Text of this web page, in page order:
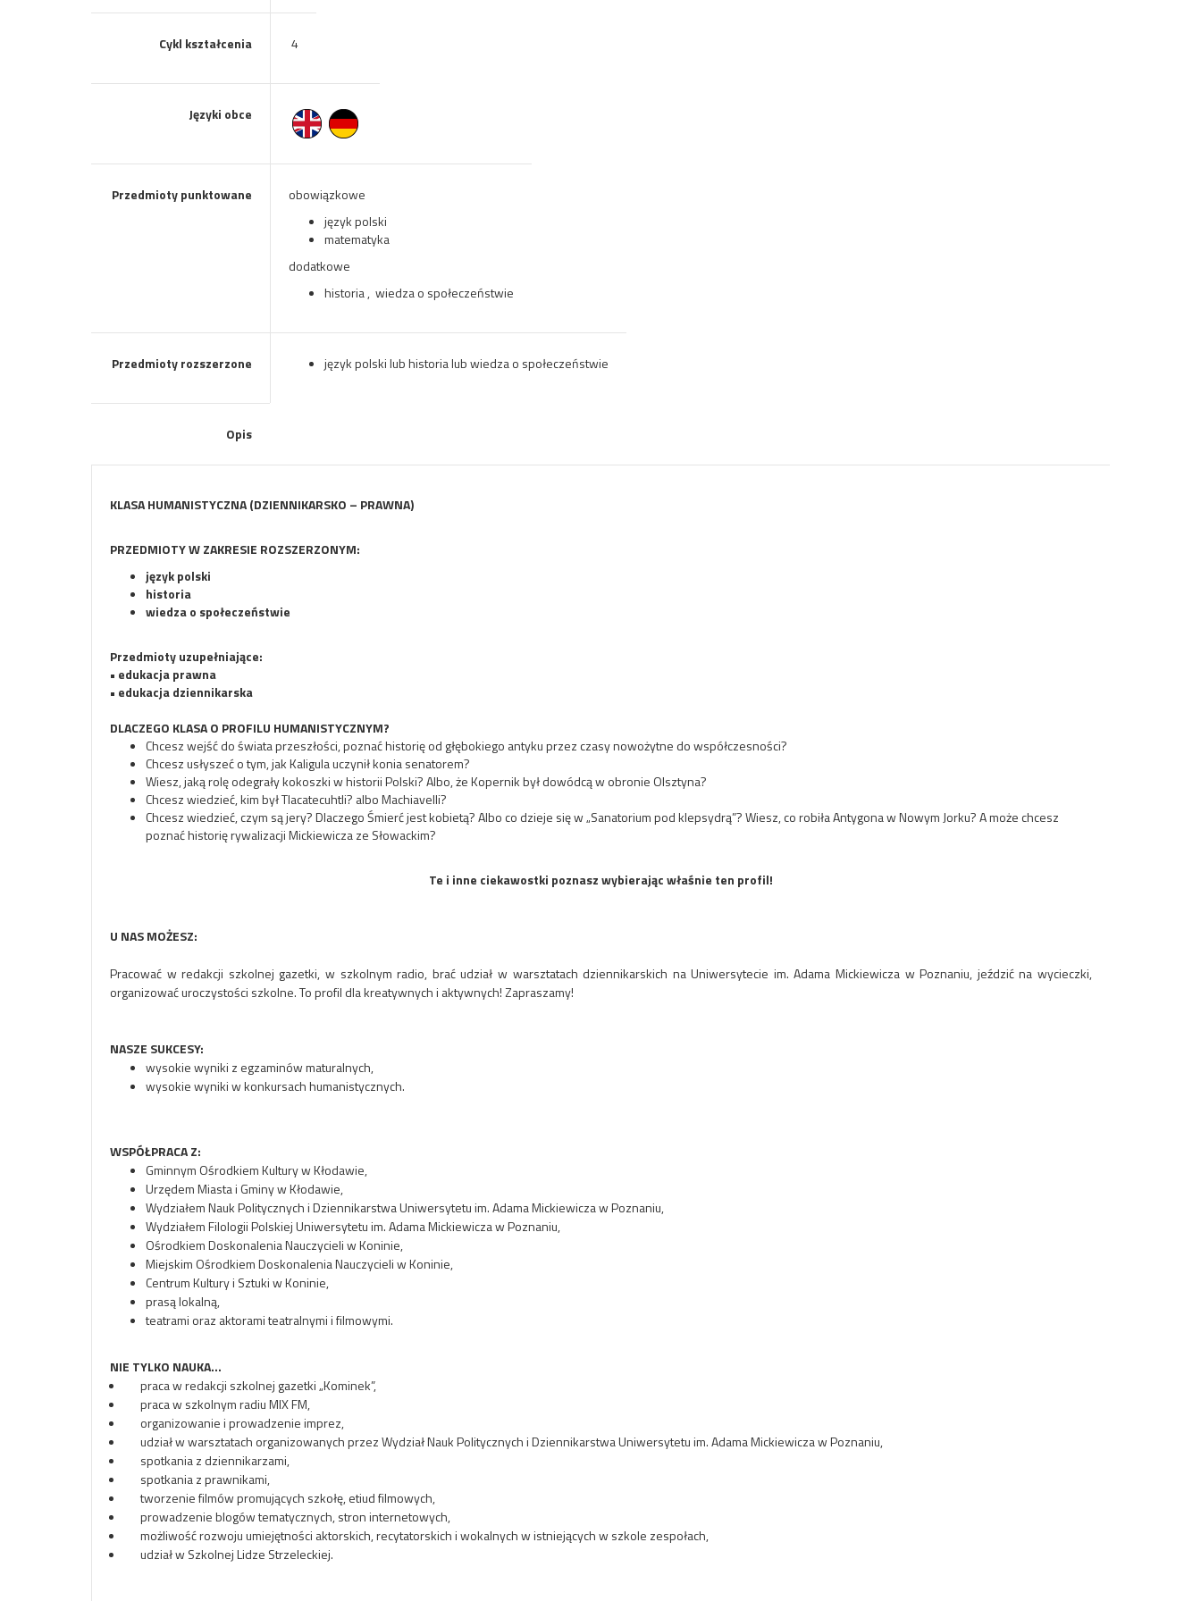
Cykl kształcenia 4
Języki obce
Przedmioty punktowane
obowiązkowe
język polski
matematyka
dodatkowe
historia , wiedza o społeczeństwie
Przedmioty rozszerzone język polski lub historia lub wiedza o społeczeństwie
Opis
KLASA HUMANISTYCZNA (DZIENNIKARSKO – PRAWNA)
PRZEDMIOTY W ZAKRESIE ROZSZERZONYM:
język polski
historia
wiedza o społeczeństwie
Przedmioty uzupełniające:
• edukacja prawna
• edukacja dziennikarska
DLACZEGO KLASA O PROFILU HUMANISTYCZNYM?
Chcesz wejść do świata przeszłości, poznać historię od głębokiego antyku przez czasy nowożytne do współczesności?
Chcesz usłyszeć o tym, jak Kaligula uczynił konia senatorem?
Wiesz, jaką rolę odegrały kokoszki w historii Polski? Albo, że Kopernik był dowódcą w obronie Olsztyna?
Chcesz wiedzieć, kim był Tlacatecuhtli? albo Machiavelli?
Chcesz wiedzieć, czym są jery? Dlaczego Śmierć jest kobietą? Albo co dzieje się w „Sanatorium pod klepsydrą”? Wiesz, co robiła Antygona w Nowym Jorku? A może chcesz
poznać historię rywalizacji Mickiewicza ze Słowackim?
Te i inne ciekawostki poznasz wybierając właśnie ten profil!
U NAS MOŻESZ:
Pracować w redakcji szkolnej gazetki, w szkolnym radio, brać udział w warsztatach dziennikarskich na Uniwersytecie im. Adama Mickiewicza w Poznaniu, jeździć na wycieczki,
organizować uroczystości szkolne. To profil dla kreatywnych i aktywnych! Zapraszamy!
NASZE SUKCESY:
wysokie wyniki z egzaminów maturalnych,
wysokie wyniki w konkursach humanistycznych.
WSPÓŁPRACA Z:
Gminnym Ośrodkiem Kultury w Kłodawie,
Urzędem Miasta i Gminy w Kłodawie,
Wydziałem Nauk Politycznych i Dziennikarstwa Uniwersytetu im. Adama Mickiewicza w Poznaniu,
Wydziałem Filologii Polskiej Uniwersytetu im. Adama Mickiewicza w Poznaniu,
Ośrodkiem Doskonalenia Nauczycieli w Koninie,
Miejskim Ośrodkiem Doskonalenia Nauczycieli w Koninie,
Centrum Kultury i Sztuki w Koninie,
prasą lokalną,
teatrami oraz aktorami teatralnymi i filmowymi.
NIE TYLKO NAUKA…
praca w redakcji szkolnej gazetki „Kominek”,
praca w szkolnym radiu MIX FM,
organizowanie i prowadzenie imprez,
udział w warsztatach organizowanych przez Wydział Nauk Politycznych i Dziennikarstwa Uniwersytetu im. Adama Mickiewicza w Poznaniu,
spotkania z dziennikarzami,
spotkania z prawnikami,
tworzenie filmów promujących szkołę, etiud filmowych,
prowadzenie blogów tematycznych, stron internetowych,
możliwość rozwoju umiejętności aktorskich, recytatorskich i wokalnych w istniejących w szkole zespołach,
udział w Szkolnej Lidze Strzeleckiej.